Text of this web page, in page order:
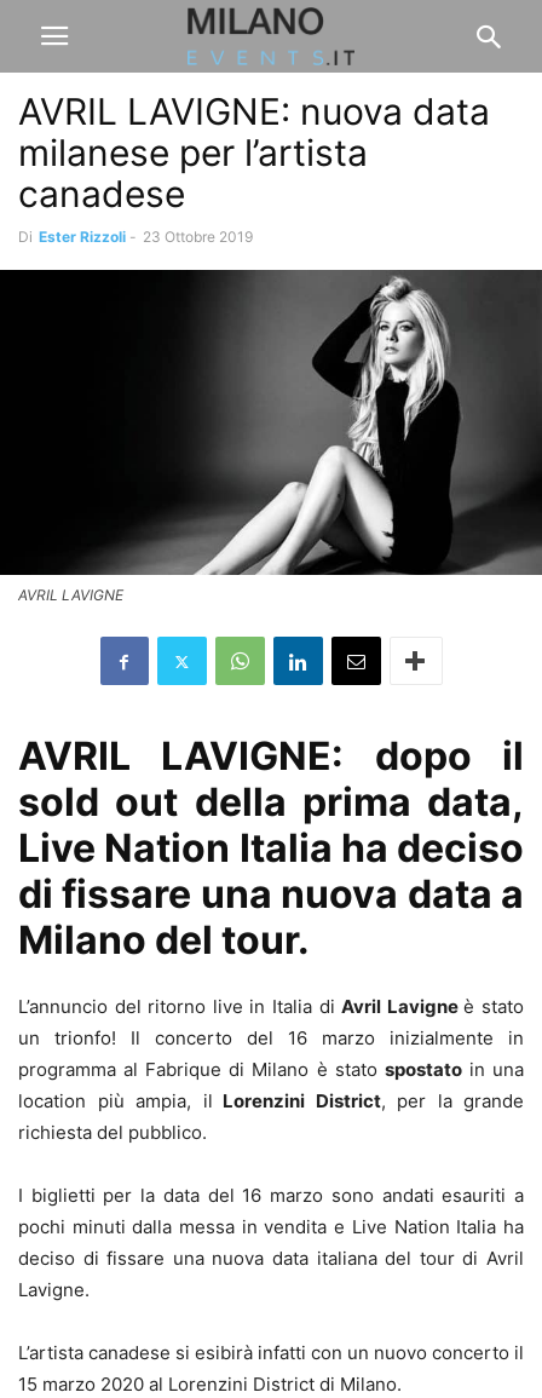
AVRIL LAVIGNE: nuova data
milanese per l’artista
canadese
Di Ester Rizzoli - 23 Ottobre 2019
AVRIL LAVIGNE
AVRIL LAVIGNE: dopo il
sold out della prima data,
Live Nation Italia ha deciso
di fissare una nuova data a
Milano del tour.
L’annuncio del ritorno live in Italia diAvril Lavigneè stato
un trionfo! Il concerto del 16 marzo inizialmente in
programma al Fabrique di Milano è stato spostatoin una
location più ampia, il Lorenzini District, per la grande
richiesta del pubblico.
I biglietti per la data del 16 marzo sono andati esauriti a
pochi minuti dalla messa in vendita e Live Nation Italia ha
deciso di fissare una nuova data italiana del tour di Avril
Lavigne.
L’artista canadese si esibirà infatti con un nuovo concerto il
15 marzo 2020 al Lorenzini District di Milano.